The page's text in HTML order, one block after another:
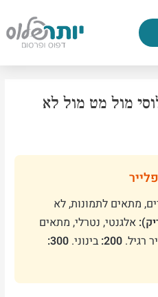
מול מט מול לא
מתאים לתמונות, לא
אלגנטי, נטרלי, מתאים
רגיל.200: בינוני.300: